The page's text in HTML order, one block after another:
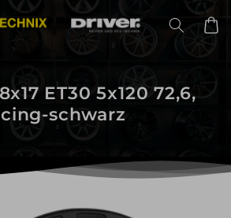
ET30 5x120 72,6,
schwarz